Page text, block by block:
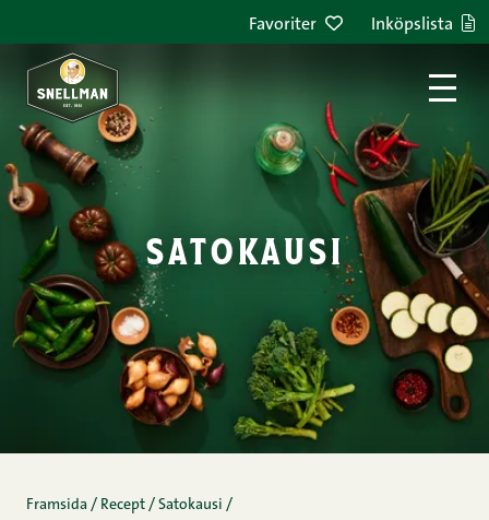
Favoriter Inköpslista
satokausi
Framsida / Recept / Satokausi /